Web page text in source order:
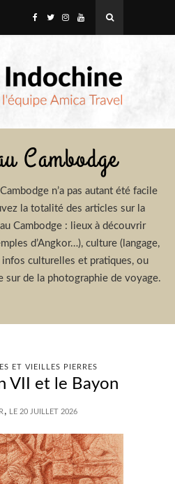
Cambodge
n’a pas autant été facile
la totalité des articles sur la
Cambodge : lieux à découvrir
d’Angkor…), culture (langage,
culturelles et pratiques, ou
sur de la photographie de voyage.
ET VIEILLES PIERRES
VII et le Bayon
, LE 20 JUILLET 2026